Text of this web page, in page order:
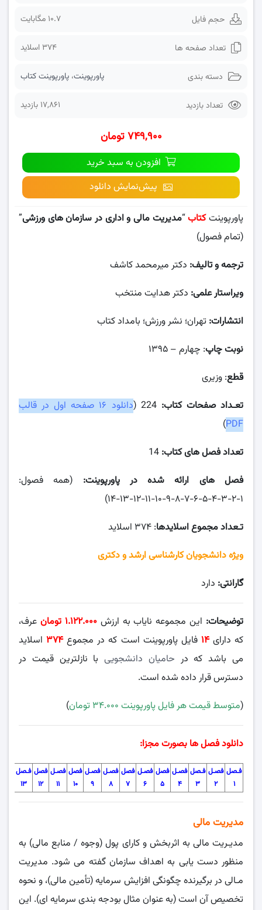
حجم فایل 10.7 مگابایت
تعداد صفحه ها 374 اسلاید
دسته بندی پاورپوینت، پاورپوینت کتاب
تعداد بازدید 17,861 بازدید
۷۴۹,۹۰۰ تومان
افزودن به سبد خرید
پیش‌نمایش دانلود
پاورپوینتکتاب“مدیریت مالی و اداری در سازمان های ورزشی”
(تمام فصول)
ترجمه و تالیف: دکتر میرمحمد کاشف
ویراستار علمی: دکتر هدایت منتخب
انتشارات: تهران؛ نشر ورزش؛ بامداد کتاب
نوبت چاپ: چهارم – ۱۳۹۵
قطع: وزیری
تعـداد صفحات کتاب: 224 (
دانلود ۱۶ صفحه اول در قالب
PDF
)
تعداد فصل های کتاب:
فصل های ارائه شده در پاورپوینت: (همه فصول:
۱-۲-۳-۴-۵-۶-۷-۸-۹-۱۰-۱۱-۱۲-۱۳-۱۴)
تـعداد مجموع اسلایدها: ۳۷۴ اسلاید
ویژه دانشجویان کارشناسی ارشد و دکتری
گارانتی: دارد
توضیحات: این مجموعه نایاب به ارزش۱.۱۲۲.۰۰۰ تومان
عرف،
که دارای۱۴ فایل پاورپوینت است که در مجموع۳۷۴ اسلاید
می باشد که در حامیان دانشجوییبا نازلترین قیمت در
دسترس قرار داده شده است.
(متوسط قیمت هر فایل پاورپوینت ۳۴.۰۰۰ تومان )
دانلود فصل ها بصورت مجزا:
فـصل
۱
فصـل
۲
فـصل
۳
فصـل
۴
فصل
۵
فصـل
۶
فصل
۷
فصـل
۸
فصـل
۹
فصل
۱۰
فصـل
۱۱
فصل
۱۲
فـصل
۱۳
مدیریت مالی
مدیـریت مالی به اثربخش و کارای پول (وجوه / منابع مالی) به
منظور دست ‌یابی به اهداف سازمان گفته می‌ شود. مدیریت
مـالی در برگیرنده چگونگی افزایش سرمایه (تأمین مالی)، و نحوه
تخصیص آن است (به عنوان مثال بودجه بندی سرمایه‌ ای). این